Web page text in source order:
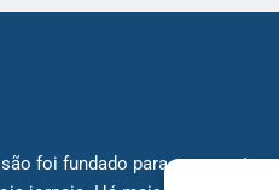
foi fundado para ser uma